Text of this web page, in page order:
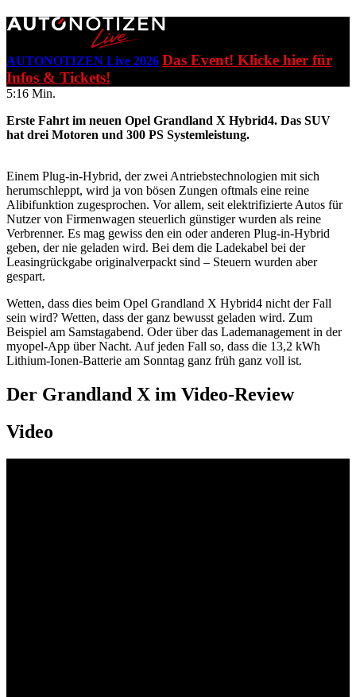
AUTONOTIZEN Live 2026 Das Event! Klicke hier für
Infos & Tickets!
5:16 Min.
Erste Fahrt im neuen Opel Grandland X Hybrid4. Das SUV
hat drei Motoren und 300 PS Systemleistung.
Einem Plug-in-Hybrid, der zwei Antriebstechnologien mit sich
herumschleppt, wird ja von bösen Zungen oftmals eine reine
Alibifunktion zugesprochen. Vor allem, seit elektrifizierte Autos für
Nutzer von Firmenwagen steuerlich günstiger wurden als reine
Verbrenner. Es mag gewiss den ein oder anderen Plug-in-Hybrid
geben, der nie geladen wird. Bei dem die Ladekabel bei der
Leasingrückgabe originalverpackt sind – Steuern wurden aber
gespart.
Wetten, dass dies beim Opel Grandland X Hybrid4 nicht der Fall
sein wird? Wetten, dass der ganz bewusst geladen wird. Zum
Beispiel am Samstagabend. Oder über das Lademanagement in der
myopel-App über Nacht. Auf jeden Fall so, dass die 13,2 kWh
Lithium-Ionen-Batterie am Sonntag ganz früh ganz voll ist.
Der Grandland X im Video-Review
Video